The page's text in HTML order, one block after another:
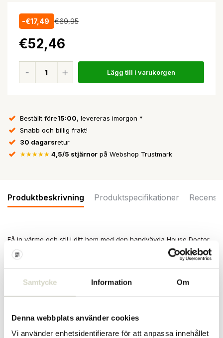
Samtycke Information Om
Denna webbplats använder cookies
Vi använder enhetsidentifierare för att anpassa innehållet
-€17,49 €69,95
€52,46
Lägg till i varukorgen
Beställt före15:00, levereras imorgon *
Snabb och billig frakt!
30 dagarsretur
★★★★★ 4,5/5 stjärnor på Webshop Trustmark
Produktbeskrivning Produktspecifikationer
Få in värme och stil i ditt hem med den handvävda House Doctor
Ponra-pläden i ljusblått och brunt. De breda ränderna och den
mjuka bomullen ger varje fåtölj, soffa eller sovrum en inbjudande
Mått: längd 180 x bredd 130 cm
Material: bomull
PRODUKTSPECIFIKATIONER